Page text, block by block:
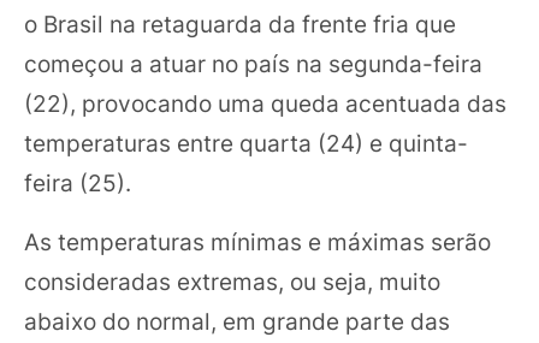
o Brasil na retaguarda da frente fria que
começou a atuar no país na segunda-feira
(22), provocando uma queda acentuada das
temperaturas entre quarta (24) e quinta-
feira (25).
As temperaturas mínimas e máximas serão
consideradas extremas, ou seja, muito
abaixo do normal, em grande parte das